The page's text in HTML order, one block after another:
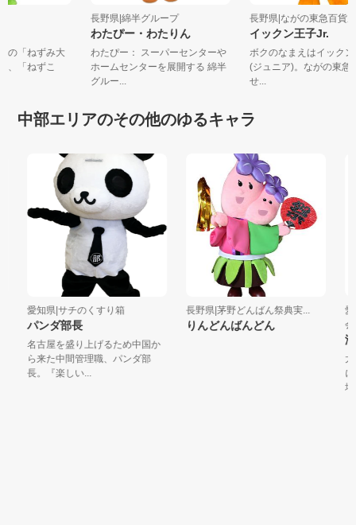
産の「ねずみ大
た、「ねずこ
長野県|綿半グループ
わたぴー・わたりん
わたぴー： スーパーセンターや
ホームセンターを展開する 綿半
グルー...
長野県|ながの東急百
イックン王子Jr.
ボクのなまえはイック
(ジュニア)。ながの東
せ...
中部エリアのその他のゆるキャラ
愛知県|サチのくすり箱
パンダ部長
名古屋を盛り上げるため中国か
ら来た中間管理職、パンダ部
長。『楽しい...
長野県|茅野どんばん祭典実...
りんどんばんどん
愛
会
海
太
に
場